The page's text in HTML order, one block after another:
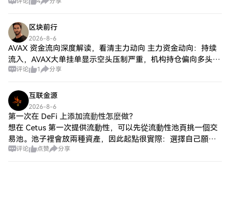
区块前行
2026-8-6
AVAX 资金流向深度解读，看清主力动向 主力资金动向：持续
流入，AVAX大单挂单显示空头压制严重，机构持仓偏向多头。
资金是行情的发动机，当前资金流向空头付费，结合AVAX当前
评论 1 分享
互联金源
2026-8-6
第一次在 DeFi 上添加流動性怎麼做？
想在 Cetus 第一次提供流動性，可以先從流動性池頁挑一個交
易池。池子裡會放兩種資產，因此起點很實際：選擇自己願意
同時持有的兩顆幣，再進入新增流動性的畫面。流動性提供者
评论 点赞 分享